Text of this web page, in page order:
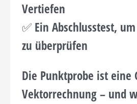
Vertiefen
✅ Ein Abschlusstest,
zu überprüfen
Die Punktprobe ist eine
Vektorrechnung– und